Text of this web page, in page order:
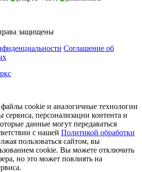
защищены
Соглашение об
cookie и аналогичные технологии
сервиса, персонализации контента и
данные могут передаваться
с нашей Политикой обработки
пользоваться сайтом, вы
cookie. Вы можете отключить
но это может повлиять на